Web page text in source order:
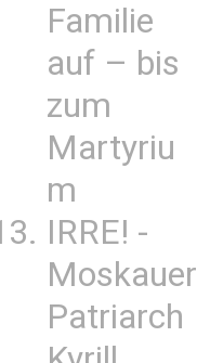
Familie
auf – bis
zum
Martyriu
m
IRRE! -
Moskauer
Patriarch